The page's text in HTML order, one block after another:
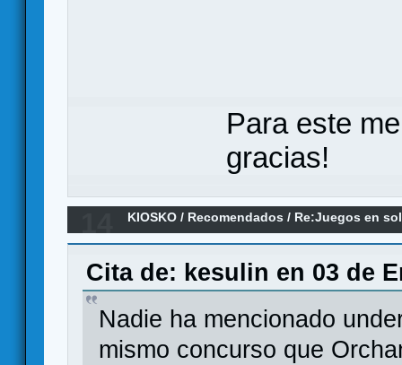
Para este
gracias!
KIOSKO / Recomendados / Re:Juegos en
Cita de: kesulin en 03 de
Nadie ha mencionado
mismo concurso que